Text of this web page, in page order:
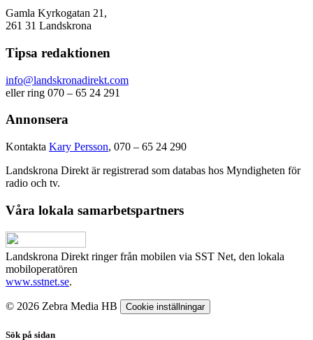
Gamla Kyrkogatan 21,
261 31 Landskrona
Tipsa redaktionen
info@landskronadirekt.com
eller ring 070 – 65 24 291
Annonsera
Kontakta Kary Persson, 070 – 65 24 290
Landskrona Direkt är registrerad som databas hos Myndigheten för
radio och tv.
Våra lokala samarbetspartners
Landskrona Direkt ringer från mobilen via SST Net, den lokala
mobiloperatören
www.sstnet.se.
© 2026 Zebra Media HB Cookie inställningar
Sök på sidan